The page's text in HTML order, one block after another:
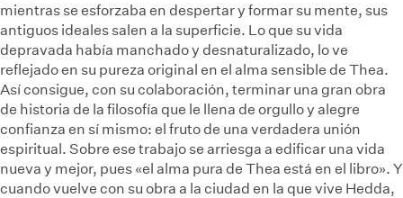
mientras se esforzaba en despertar y formar su mente, sus
antiguos ideales salen a la superficie. Lo que su vida
depravada había manchado y desnaturalizado, lo ve
reflejado en su pureza original en el alma sensible de Thea.
Así consigue, con su colaboración, terminar una gran obra
de historia de la filosofía que le llena de orgullo y alegre
confianza en sí mismo: el fruto de una verdadera unión
espiritual. Sobre ese trabajo se arriesga a edificar una vida
nueva y mejor, pues «el alma pura de Thea está en el libro». Y
cuando vuelve con su obra a la ciudad en la que vive Hedda,